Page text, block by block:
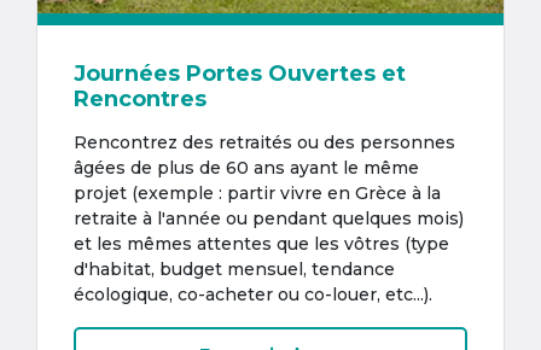
Journées Portes Ouvertes et
Rencontres
Rencontrez des retraités ou des personnes
âgées de plus de 60 ans ayant le même
projet (exemple : partir vivre en Grèce à la
retraite à l'année ou pendant quelques mois)
et les mêmes attentes que les vôtres (type
d'habitat, budget mensuel, tendance
écologique, co-acheter ou co-louer, etc...).